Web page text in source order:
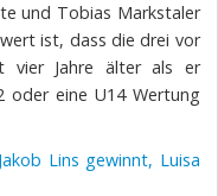
und Tobias Markstaler
ist, dass die drei vor
vier Jahre älter als er
oder eine U14 Wertung
Lins gewinnt, Luisa